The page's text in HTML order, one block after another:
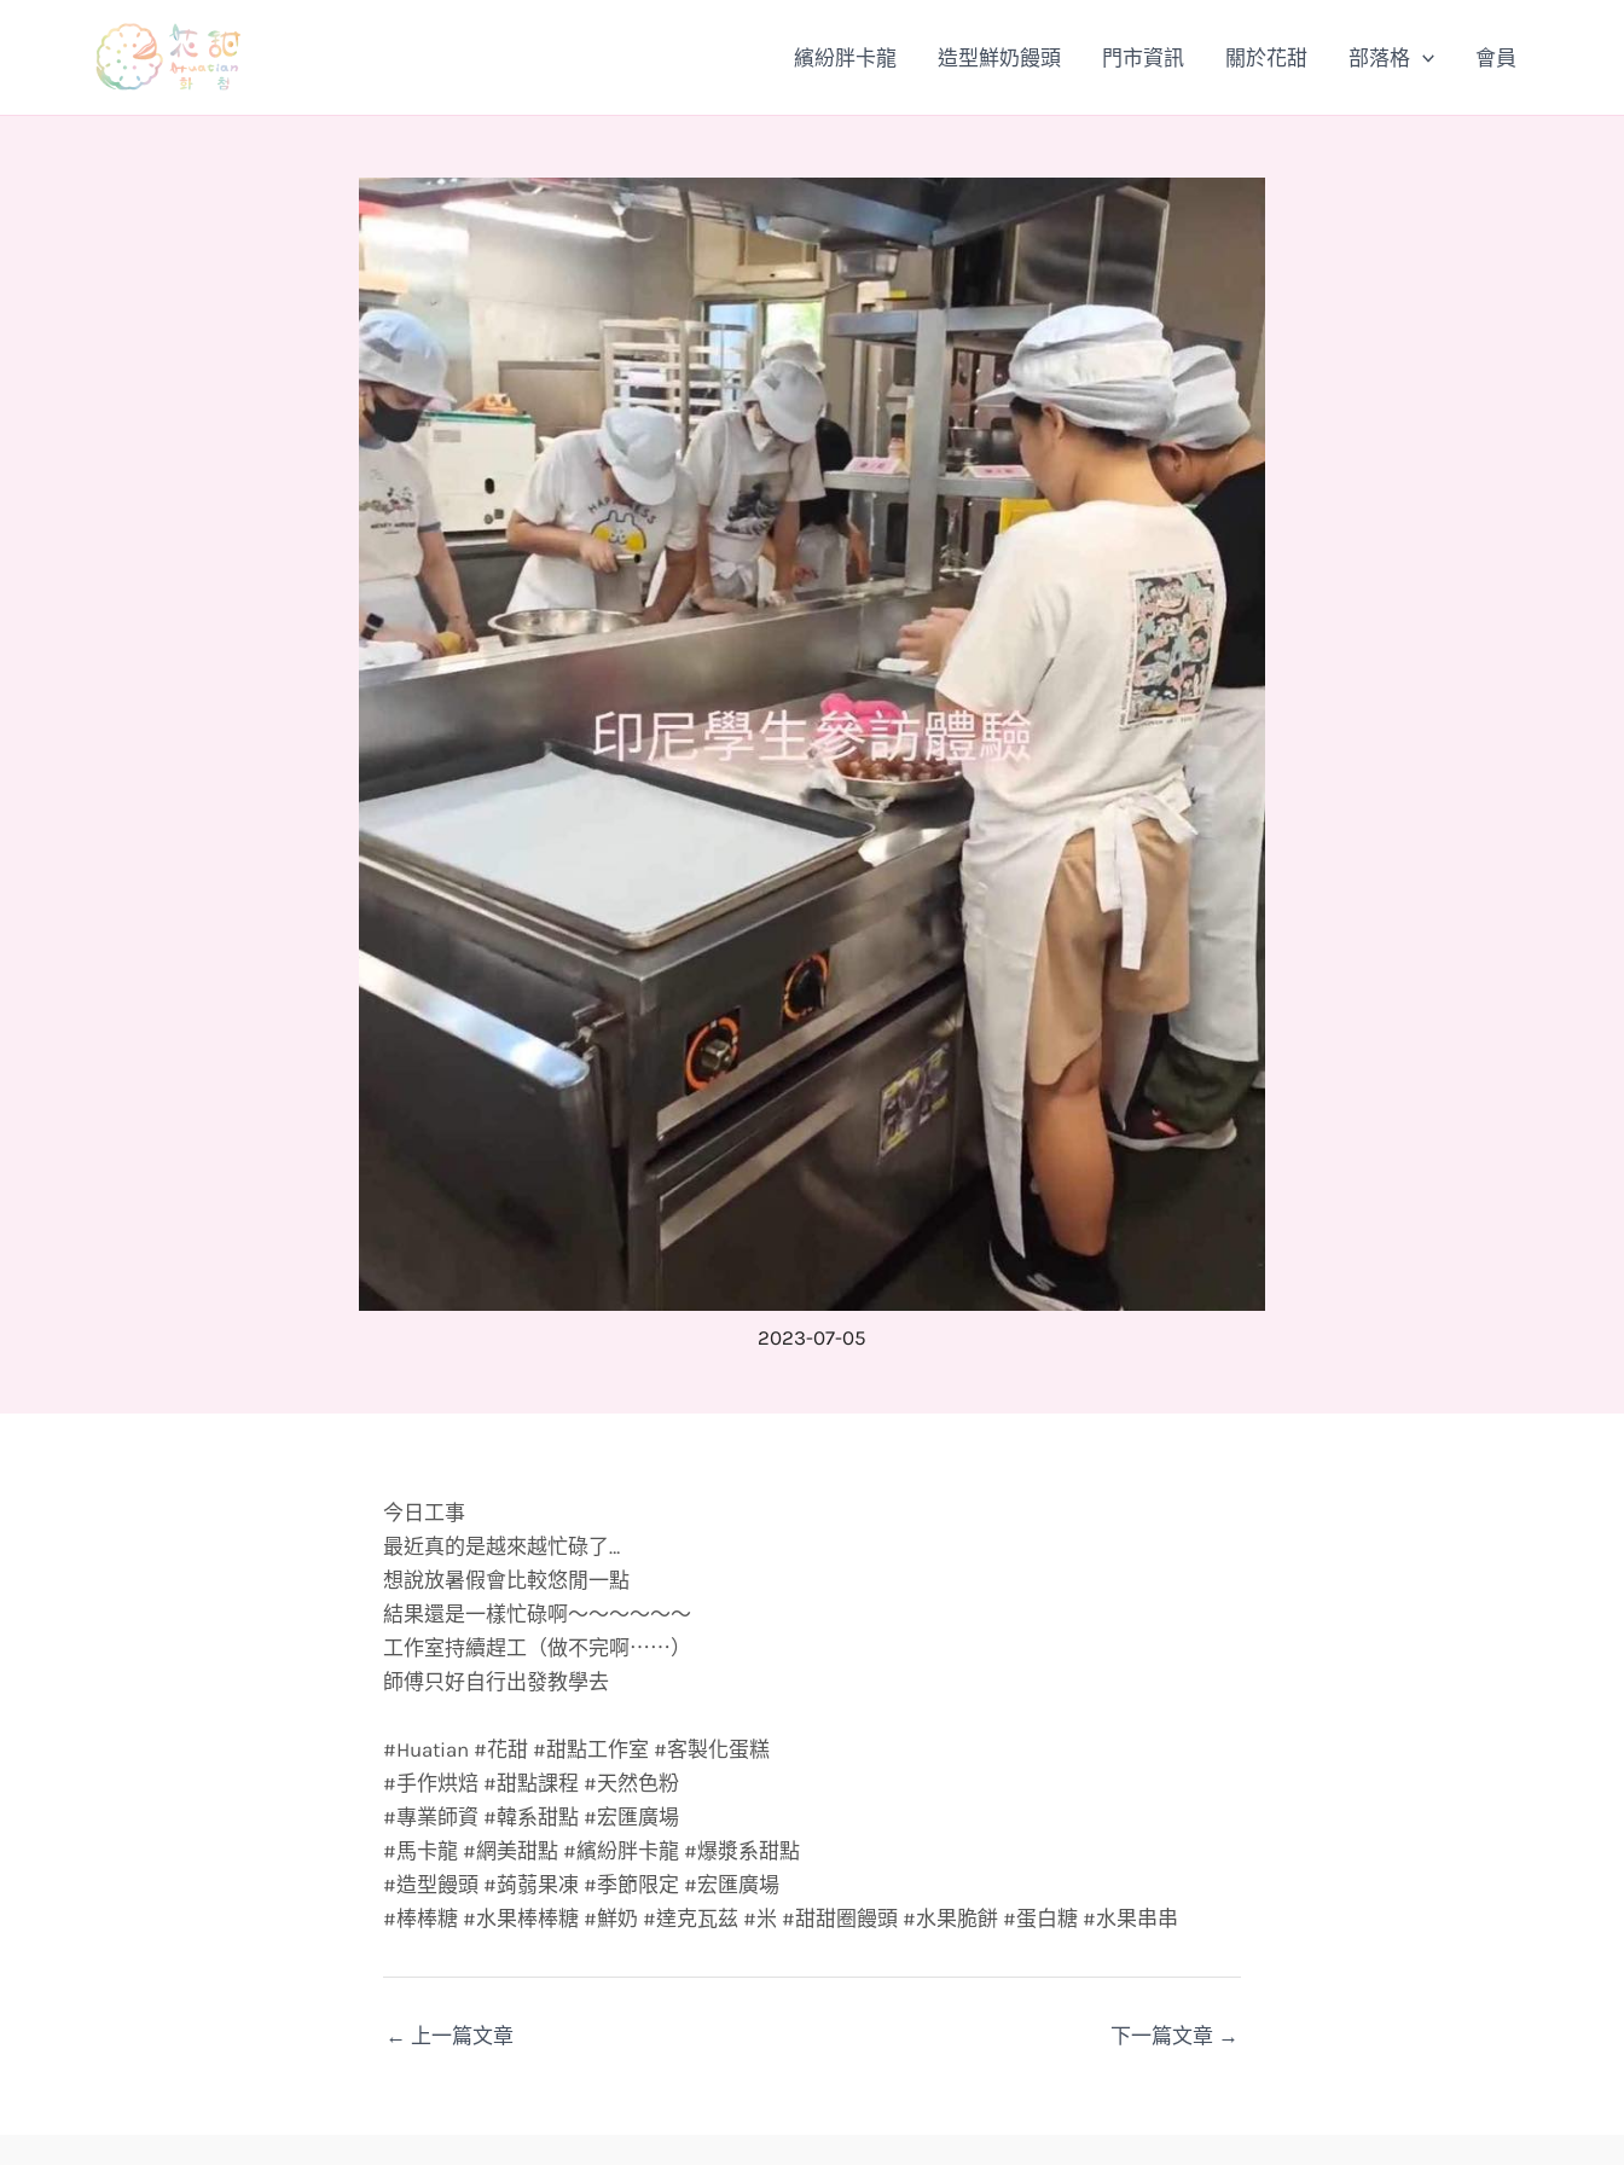
要
繽紛胖卡龍 造型鮮奶饅頭 門市資訊 關於花甜 部落格 會員
2023-07-05
今日工事
最近真的是越來越忙碌了…
想說放暑假會比較悠閒一點
結果還是一樣忙碌啊～～～～～～
工作室持續趕工（做不完啊⋯⋯）
師傅只好自行出發教學去
#Huatian #花甜 #甜點工作室 #客製化蛋糕
#手作烘焙 #甜點課程 #天然色粉
#專業師資 #韓系甜點 #宏匯廣場
#馬卡龍 #網美甜點 #繽紛胖卡龍 #爆漿系甜點
#造型饅頭 #蒟蒻果凍 #季節限定 #宏匯廣場
#棒棒糖 #水果棒棒糖 #鮮奶 #達克瓦茲 #米 #甜甜圈饅頭 #水果脆餅 #蛋白糖 #水果串串
← 上一篇文章 下一篇文章 →